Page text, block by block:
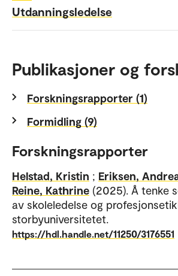
Utdanningsledelse
Publikasjoner og
Forskningsrapporter (1)
Formidling (9)
Forskningsrapporter
Helstad, Kristin ; Eriksen,
Reine, Kathrine (2025). Å tenke
av skoleledelse og
storbyuniversitetet.
https://hdl.handle.net/11250/3176551